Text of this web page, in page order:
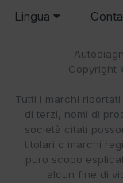
Lingua
Copyright
Tutti i marchi
di terzi, nomi di
società citati
titolari o marchi
puro scopo
alcun fine di